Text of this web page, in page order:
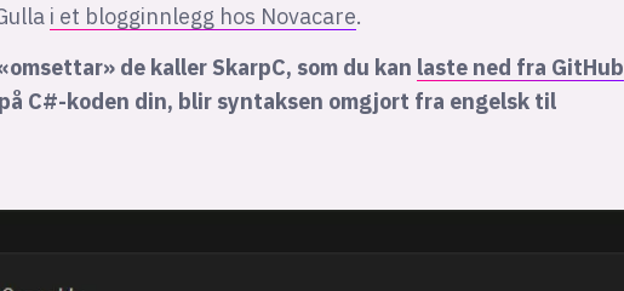
i et blogginnlegg hos Novacare.
de kaller SkarpC, som du kan laste ned fra GitHub
C#-koden din, blir syntaksen omgjort fra engelsk til